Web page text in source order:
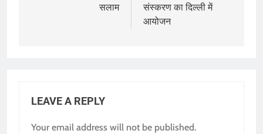
सलाम
संस्करण का दिल्ली में
आयोजन
LEAVE A REPLY
Your email address will not be published.